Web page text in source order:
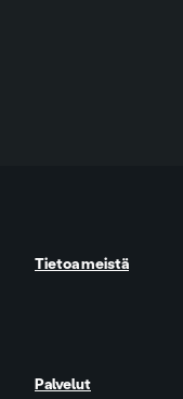
Tietoa meistä
Palvelut